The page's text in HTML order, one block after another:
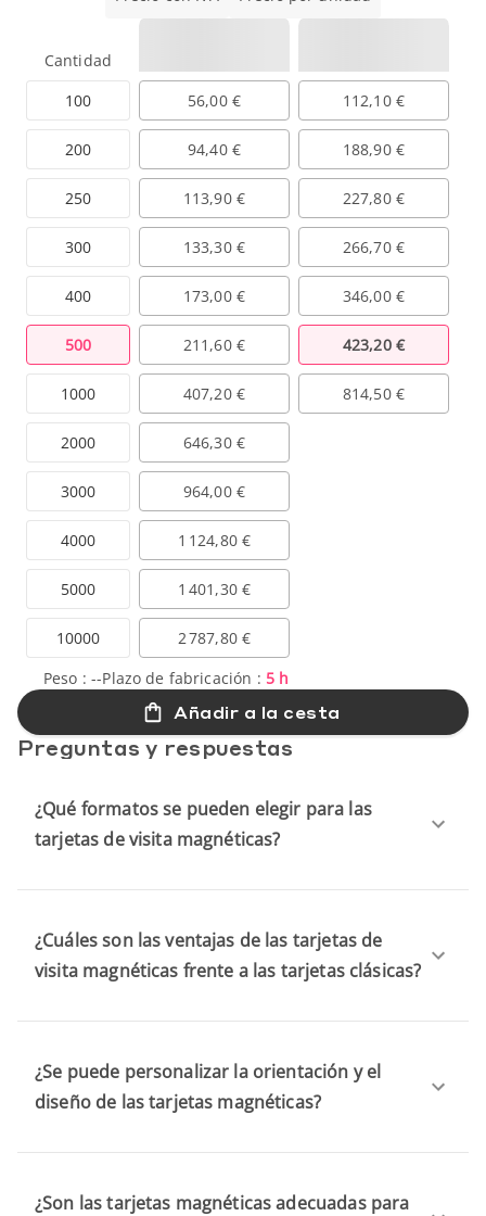
Cantidad
100
200
250
300
400
500
1000
2000
3000
4000
5000
10000
56,00 € 112,10 €
94,40 € 188,90 €
113,90 € 227,80 €
133,30 € 266,70 €
173,00 € 346,00 €
211,60 € 423,20 €
407,20 € 814,50 €
646,30 €
964,00 €
1 124,80 €
1 401,30 €
2 787,80 €
Peso :--Plazo de fabricación : 5 h
Añadir a la cesta
Preguntas y respuestas
¿Qué formatos se pueden elegir para las
tarjetas de visita magnéticas?
¿Cuáles son las ventajas de las tarjetas de
visita magnéticas frente a las tarjetas clásicas?
¿Se puede personalizar la orientación y el
diseño de las tarjetas magnéticas?
¿Son las tarjetas magnéticas adecuadas para